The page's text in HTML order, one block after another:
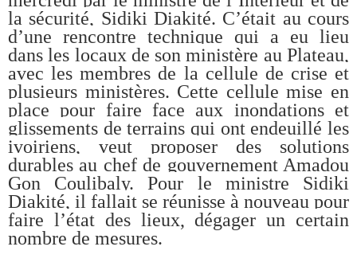
la sécurité, Sidiki Diakité. C’était au cours
d’une rencontre technique qui a eu lieu
dans les locaux de son ministère au Plateau,
avec les membres de la cellule de crise et
plusieurs ministères. Cette cellule mise en
place pour faire face aux inondations et
glissements de terrains qui ont endeuillé les
ivoiriens, veut proposer des solutions
durables au chef de gouvernement Amadou
Gon Coulibaly. Pour le ministre Sidiki
Diakité, il fallait se réunisse à nouveau pour
faire l’état des lieux, dégager un certain
nombre de mesures.